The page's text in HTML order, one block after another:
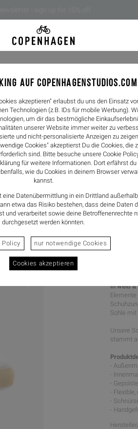
AUF COPENHAGENSTUDIOS.COM
akzeptieren" erlaubst du uns den Einsatz
Technologien (z.B. IDs für mobile Werbung).
um dir das bestmögliche
unserer Website immer weiter zu
und nicht-personalisierte Anzeigen zu
Cookies" akzeptierst Du die Cookies, die
sind. Bitte besuche unsere Cookie
für weitere Informationen. Dort erfährst du
wie du Cookies in deinem Browser
kannst.
eine Datenübermittlung in ein Drittland
etwa das Risiko bestehen, dass deine Daten
und verarbeitet sowie deine Betroffenenrechte
durchgesetzt werden könnten.
Policy nur notwendige Cookies
Cookies akzeptieren
199,90€
Farbe -
Größen
36
In weiß
Sohle mit
Unsere
stammt
-
-
-
-
-
-